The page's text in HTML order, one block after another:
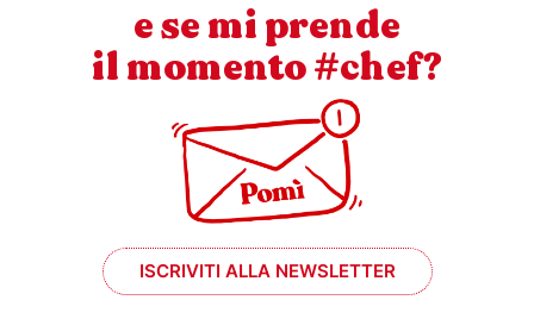
e se mi prende
il momento #chef?
ISCRIVITI ALLA NEWSLETTER